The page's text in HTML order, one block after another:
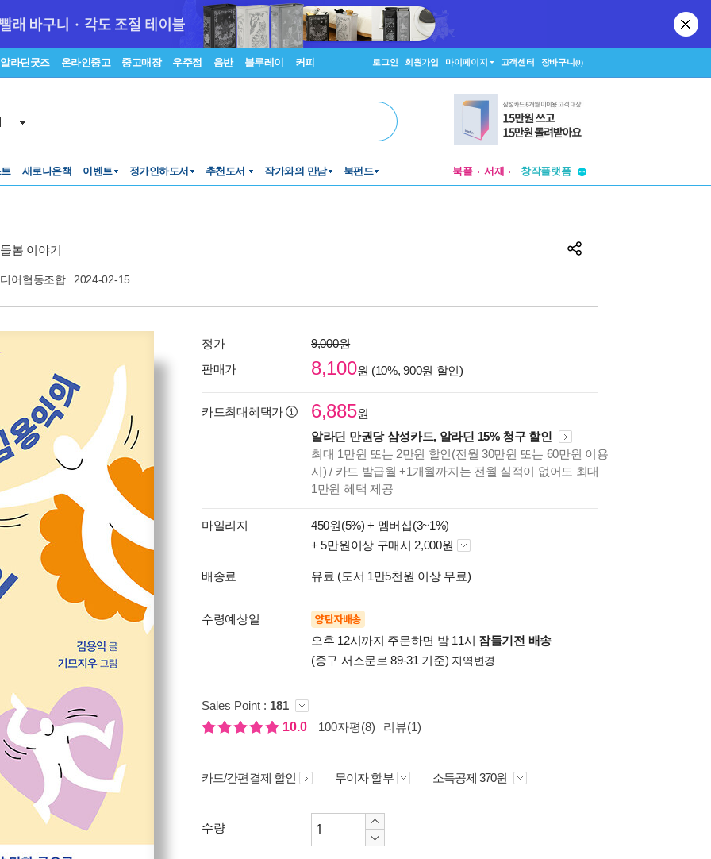
알라딘굿즈 온라인중고 중고매장 우주점 음반 블루레이 커피 로그인 회원가입 마이페이지 고객센터 장바구니(0)
새로나온책 이벤트 정가인하도서 추천도서 작가와의 만남 북펀드 북플 서재
창작플랫폼
봄 이야기
어협동조합 2024-02-15
정가
9,000원
판매가
8,100원 (10%, 900원 할인)
카드최대혜택가 6,885원
알라딘 만권당 삼성카드, 알라딘 15% 청구 할인
최대 1만원 또는 2만원 할인(전월 30만원 또는 60만원 이용
시) / 카드 발급월 +1개월까지는 전월 실적이 없어도 최대
1만원 혜택 제공
마일리지 450원(5%) + 멤버십(3~1%)
+ 5만원이상 구매시 2,000원
배송료 유료 (도서 1만5천원 이상 무료)
수령예상일 양탄자배송
오후 12시까지 주문하면 밤 11시 잠들기전 배송
(중구 서소문로 89-31 기준) 지역변경
Sales Point : 181
10.0
100자평(8) 리뷰(1)
카드/간편결제 할인 무이자 할부 소득공제 370원
수량